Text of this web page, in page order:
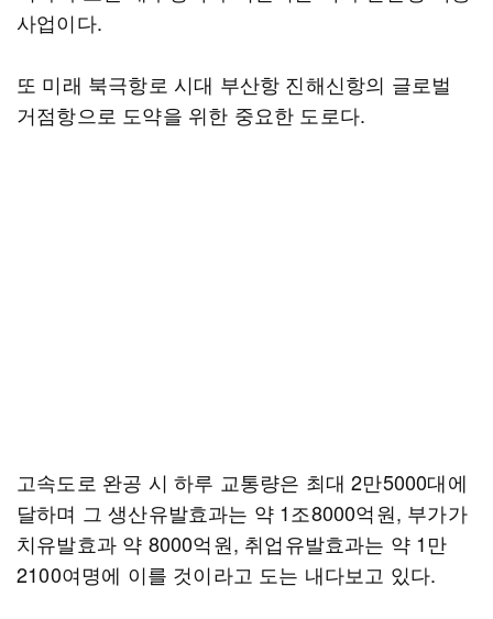
사업이다.
또 미래 북극항로 시대 부산항 진해신항의 글로벌
거점항으로 도약을 위한 중요한 도로다.
고속도로 완공 시 하루 교통량은 최대 2만5000대에
달하며 그 생산유발효과는 약 1조8000억원, 부가가
치유발효과 약 8000억원, 취업유발효과는 약 1만
2100여명에 이를 것이라고 도는 내다보고 있다.